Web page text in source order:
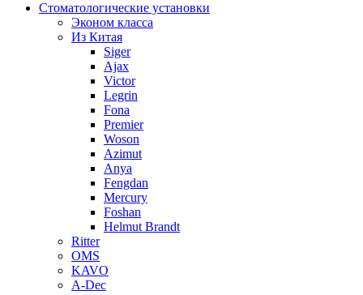
Стоматологические установки
Эконом класса
Из Китая
Siger
Ajax
Victor
Legrin
Fona
Premier
Woson
Azimut
Anya
Fengdan
Mercury
Foshan
Helmut Brandt
Ritter
OMS
KAVO
A-Dec